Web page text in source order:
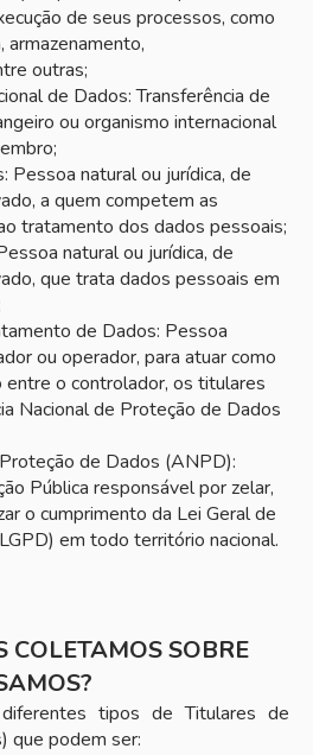
de seus processos, como
outras;
de Dados: Transferência de
ou organismo internacional
Pessoa natural ou jurídica, de
a quem competem as
tratamento dos dados pessoais;
natural ou jurídica, de
que trata dados pessoais em
de Dados: Pessoa
ou operador, para atuar como
entre o controlador, os titulares
Nacional de Proteção de Dados
de Dados (ANPD):
Pública responsável por zelar,
o cumprimento da Lei Geral de
em todo território nacional.
COLETAMOS SOBRE
tipos de Titulares de
que podem ser: